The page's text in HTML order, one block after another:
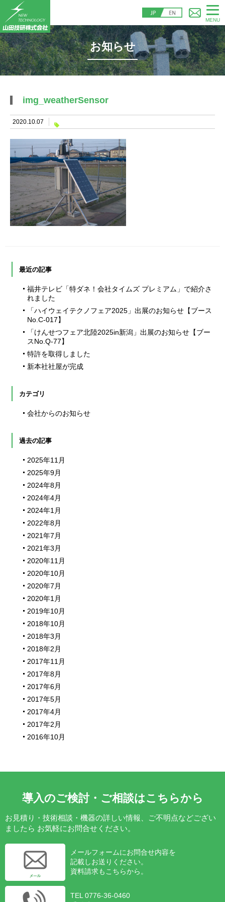
MENU
お知らせ
img_weatherSensor
2020.10.07
最近の記事
福井テレビ「特ダネ！会社タイムズ プレミアム」で紹介さ
れました
「ハイウェイテクノフェア2025」出展のお知らせ【ブース
No.C-017】
「けんせつフェア北陸2025in新潟」出展のお知らせ【ブー
スNo.Q-77】
特許を取得しました
新本社社屋が完成
カテゴリ
会社からのお知らせ
過去の記事
2025年11月
2025年9月
2024年8月
2024年4月
2024年1月
2022年8月
2021年7月
2021年3月
2020年11月
2020年10月
2020年7月
2020年1月
2019年10月
2018年10月
2018年3月
2018年2月
2017年11月
2017年8月
2017年6月
2017年5月
2017年4月
2017年2月
2016年10月
導入のご検討・ご相談はこちらから
お見積り・技術相談・機器の詳しい情報、ご不明点などござい
ましたら お気軽にお問合せください。
メールフォームにお問合せ内容を
記載しお送りください。
資料請求もこちらから。
TEL 0776-36-0460